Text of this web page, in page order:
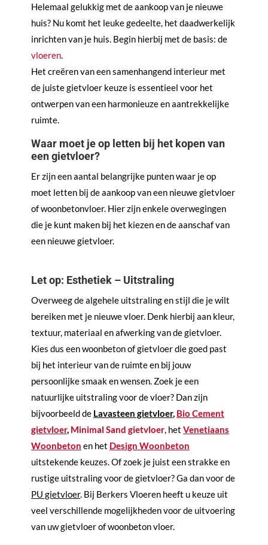
Helemaal gelukkig met de aankoop van je nieuwe
huis? Nu komt het leuke gedeelte, het daadwerkelijk
inrichten van je huis. Begin hierbij met de basis: de
vloeren.
Het creëren van een samenhangend interieur met
de juiste gietvloer keuze is essentieel voor het
ontwerpen van een harmonieuze en aantrekkelijke
ruimte.
Waar moet je op letten bij het kopen van
een gietvloer?
Er zijn een aantal belangrijke punten waar je op
moet letten bij de aankoop van een nieuwe gietvloer
of woonbetonvloer. Hier zijn enkele overwegingen
die je kunt maken bij het kiezen en de aanschaf van
een nieuwe gietvloer.
Let op: Esthetiek – Uitstraling
Overweeg de algehele uitstraling en stijl die je wilt
bereiken met je nieuwe vloer. Denk hierbij aan kleur,
textuur, materiaal en afwerking van de gietvloer.
Kies dus een woonbeton of gietvloer die goed past
bij het interieur van de ruimte en bij jouw
persoonlijke smaak en wensen. Zoek je een
natuurlijke uitstraling voor de vloer? Dan zijn
bijvoorbeeld de Lavasteen gietvloer, Bio Cement
gietvloer, Minimal Sand gietvloer, hetVenetiaans
Woonbeton en het Design Woonbeton
uitstekende keuzes. Of zoek je juist een strakke en
rustige uitstraling voor de gietvloer? Ga dan voor de
PU gietvloer. Bij Berkers Vloeren heeft u keuze uit
veel verschillende mogelijkheden voor de uitvoering
van uw gietvloer of woonbeton vloer.